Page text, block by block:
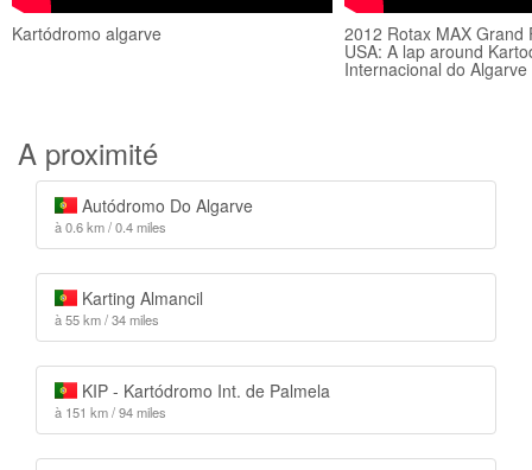
Kartódromo algarve 2012 Rotax MAX Grand
USA: A lap around
Internacional do Algarve
A proximité
Autódromo Do Algarve
à 0.6 km / 0.4 miles
Karting Almancil
à 55 km / 34 miles
KIP - Kartódromo Int. de Palmela
à 151 km / 94 miles